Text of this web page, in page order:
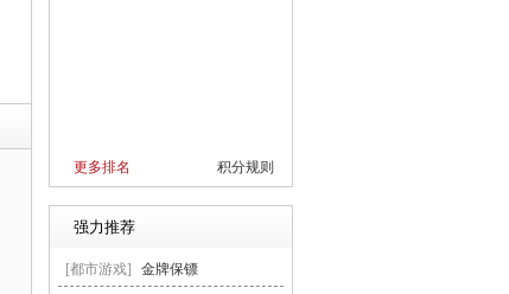
更多排名 积分规则
强力推荐
[都市游戏] 金牌保镖